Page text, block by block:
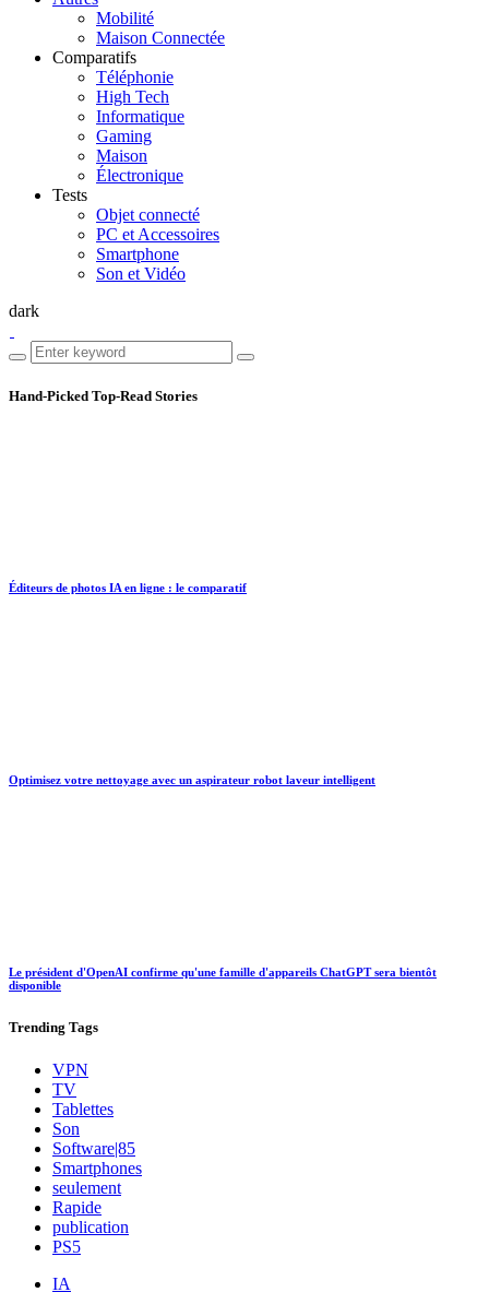
Mobilité
Maison Connectée
Comparatifs
Téléphonie
High Tech
Informatique
Gaming
Maison
Électronique
Tests
Objet connecté
PC et Accessoires
Smartphone
Son et Vidéo
dark
Hand-Picked Top-Read Stories
Éditeurs de photos IA en ligne : le comparatif
Optimisez votre nettoyage avec un aspirateur robot laveur intelligent
Le président d'OpenAI confirme qu'une famille d'appareils ChatGPT sera bientôt
disponible
Trending Tags
VPN
TV
Tablettes
Son
Software|85
Smartphones
seulement
Rapide
publication
PS5
IA